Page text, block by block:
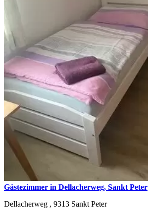
Gästezimmer in Dellacherweg, Sankt Peter
Dellacherweg , 9313 Sankt Peter